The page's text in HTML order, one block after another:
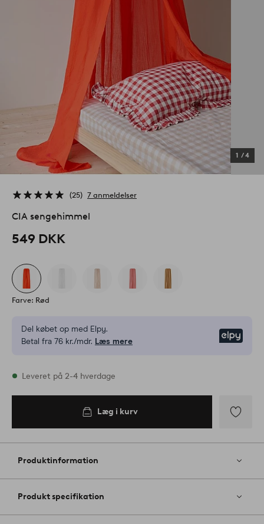
1 /4
25 7 anmeldelser
CIA sengehimmel
549 DKK
Farve: Rød
Del købet op med Elpy.
Betal fra 76 kr./mdr. Læs mere
På lager
Leveret på 2-4 hverdage
Læg i kurv
til
Produktinformation
Produkt specifikation